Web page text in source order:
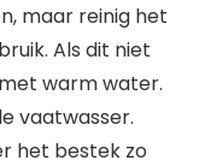
maar reinig het
Als dit niet
warm water.
vaatwasser.
het bestek zo